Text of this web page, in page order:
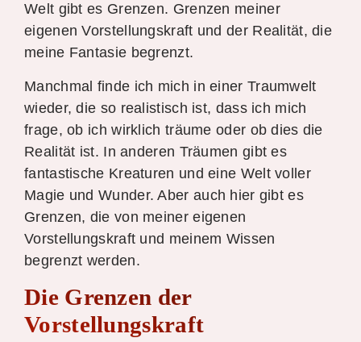
Welt gibt es Grenzen. Grenzen meiner
eigenen Vorstellungskraft und der Realität, die
meine Fantasie begrenzt.
Manchmal finde ich mich in einer Traumwelt
wieder, die so realistisch ist, dass ich mich
frage, ob ich wirklich träume oder ob dies die
Realität ist. In anderen Träumen gibt es
fantastische Kreaturen und eine Welt voller
Magie und Wunder. Aber auch hier gibt es
Grenzen, die von meiner eigenen
Vorstellungskraft und meinem Wissen
begrenzt werden.
Die Grenzen der
Vorstellungskraft